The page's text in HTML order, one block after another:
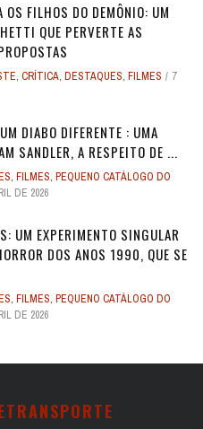
OS FILHOS DO DEMÔNIO: UM
QUE PERVERTE AS
, CRÍTICA, DESTAQUES, FILMES
7
DIABO DIFERENTE : UMA
SANDLER, A RESPEITO DE ...
, FILMES, PEQUENO CATÁLOGO DO
DE 2026
UM EXPERIMENTO SINGULAR
DOS ANOS 1990, QUE SE
, FILMES, PEQUENO CATÁLOGO DO
DE 2026